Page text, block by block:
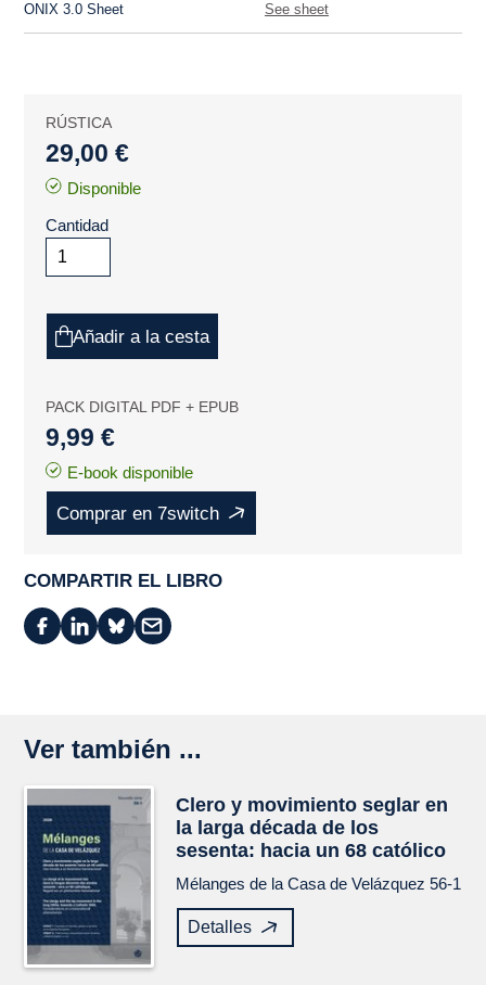
ONIX 3.0 Sheet See sheet
RÚSTICA
29,00 €
Disponible
Cantidad
Añadir a la cesta
PACK DIGITAL PDF + EPUB
9,99 €
E-book disponible
Comprar en 7switch
COMPARTIR EL LIBRO
Ver también ...
Clero y movimiento seglar en
la larga década de los
sesenta: hacia un 68 católico
Mélanges de la Casa de Velázquez 56-1
Detalles